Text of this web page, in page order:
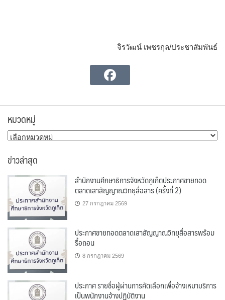
จิรวัฒน์ เพชรกุล/ประชาสัมพันธ์
หมวดหมู่
หมวด
ข่าวล่าสุด
สำนักงานศึกษาธิการจังหวัดภูเก็ตประกาศขายทอด
ตลาดเสาสัญญาณวิทยุสื่อสาร (ครั้งที่ 2)
27 กรกฎาคม 2569
ประกาศขายทอดตลาดเสาสัญญาณวิทยุสื่อสารพร้อม
รื้อถอน
8 กรกฎาคม 2569
ประกาศ รายชื่อผู้ผ่านการคัดเลือกเพื่อจ้างเหมาบริการ
เป็นพนักงานจ้างปฏิบัติงาน